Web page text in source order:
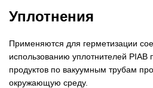
Уплотнения
Применяются для герметизации
использованию уплотнителей PIAB
продуктов по вакуумным трубам
окружающую среду.